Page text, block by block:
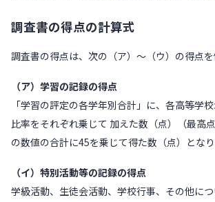
調査書の得点の計算式
調査書の得点は、次の（ア）～（ウ）の得点を
（ア）学習の記録の得点
「学習の評定の各学年別合計」に、各高等学
比率をそれぞれ乗じて 加えた数（点）（最高
の数値の合計に45を乗じて得た数（点）となり
（イ）特別活動等の記録の得点
学級活動、生徒会活動、学校行事、その他に